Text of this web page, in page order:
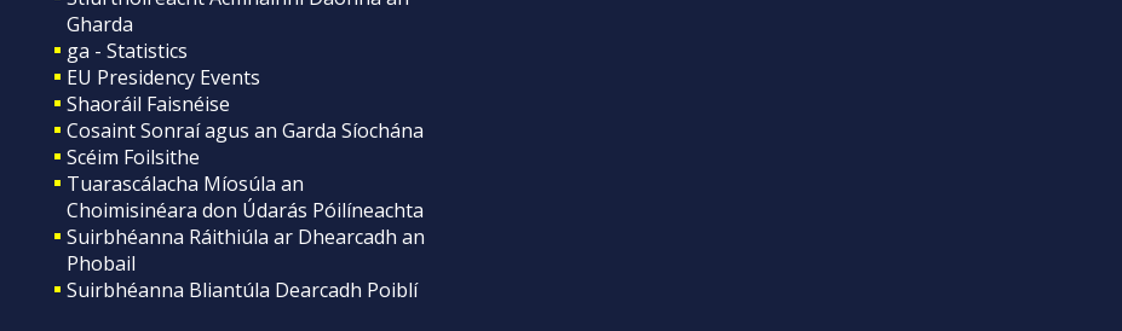
Gharda
ga - Statistics
EU Presidency Events
Shaoráil Faisnéise
Cosaint Sonraí agus an Garda Síochána
Scéim Foilsithe
Tuarascálacha Míosúla an
Choimisinéara don Údarás Póilíneachta
Suirbhéanna Ráithiúla ar Dhearcadh an
Phobail
Suirbhéanna Bliantúla Dearcadh Poiblí